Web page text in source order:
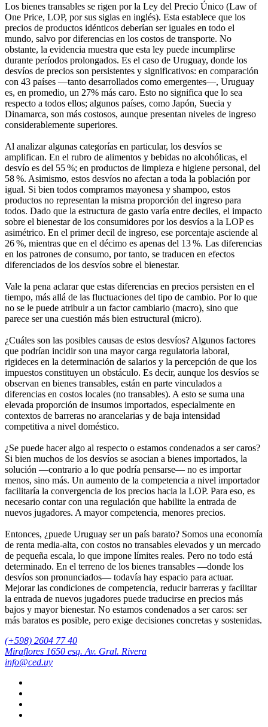
Los bienes transables se rigen por la Ley del Precio Único (Law of
One Price, LOP, por sus siglas en inglés). Esta establece que los
precios de productos idénticos deberían ser iguales en todo el
mundo, salvo por diferencias en los costos de transporte. No
obstante, la evidencia muestra que esta ley puede incumplirse
durante períodos prolongados. Es el caso de Uruguay, donde los
desvíos de precios son persistentes y significativos: en comparación
con 43 países —tanto desarrollados como emergentes—, Uruguay
es, en promedio, un 27% más caro. Esto no significa que lo sea
respecto a todos ellos; algunos países, como Japón, Suecia y
Dinamarca, son más costosos, aunque presentan niveles de ingreso
considerablemente superiores.
Al analizar algunas categorías en particular, los desvíos se
amplifican. En el rubro de alimentos y bebidas no alcohólicas, el
desvío es del 55 %; en productos de limpieza e higiene personal, del
58 %. Asimismo, estos desvíos no afectan a toda la población por
igual. Si bien todos compramos mayonesa y shampoo, estos
productos no representan la misma proporción del ingreso para
todos. Dado que la estructura de gasto varía entre deciles, el impacto
sobre el bienestar de los consumidores por los desvíos a la LOP es
asimétrico. En el primer decil de ingreso, ese porcentaje asciende al
26 %, mientras que en el décimo es apenas del 13 %. Las diferencias
en los patrones de consumo, por tanto, se traducen en efectos
diferenciados de los desvíos sobre el bienestar.
Vale la pena aclarar que estas diferencias en precios persisten en el
tiempo, más allá de las fluctuaciones del tipo de cambio. Por lo que
no se le puede atribuir a un factor cambiario (macro), sino que
parece ser una cuestión más bien estructural (micro).
¿Cuáles son las posibles causas de estos desvíos? Algunos factores
que podrían incidir son una mayor carga regulatoria laboral,
rigideces en la determinación de salarios y la percepción de que los
impuestos constituyen un obstáculo. Es decir, aunque los desvíos se
observan en bienes transables, están en parte vinculados a
diferencias en costos locales (no transables). A esto se suma una
elevada proporción de insumos importados, especialmente en
contextos de barreras no arancelarias y de baja intensidad
competitiva a nivel doméstico.
¿Se puede hacer algo al respecto o estamos condenados a ser caros?
Si bien muchos de los desvíos se asocian a bienes importados, la
solución —contrario a lo que podría pensarse— no es importar
menos, sino más. Un aumento de la competencia a nivel importador
facilitaría la convergencia de los precios hacia la LOP. Para eso, es
necesario contar con una regulación que habilite la entrada de
nuevos jugadores. A mayor competencia, menores precios.
Entonces, ¿puede Uruguay ser un país barato? Somos una economía
de renta media-alta, con costos no transables elevados y un mercado
de pequeña escala, lo que impone límites reales. Pero no todo está
determinado. En el terreno de los bienes transables —donde los
desvíos son pronunciados— todavía hay espacio para actuar.
Mejorar las condiciones de competencia, reducir barreras y facilitar
la entrada de nuevos jugadores puede traducirse en precios más
bajos y mayor bienestar. No estamos condenados a ser caros: ser
más baratos es posible, pero exige decisiones concretas y sostenidas.
(+598) 2604 77 40
Miraflores 1650 esq. Av. Gral. Rivera
info@ced.uy